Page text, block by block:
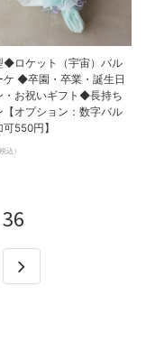
◆ロケット（宇宙）バル
ケ ◆卒園・卒業・誕生日
・お祝いギフト◆長持ち
【オプション：数字バル
550円】
税込）